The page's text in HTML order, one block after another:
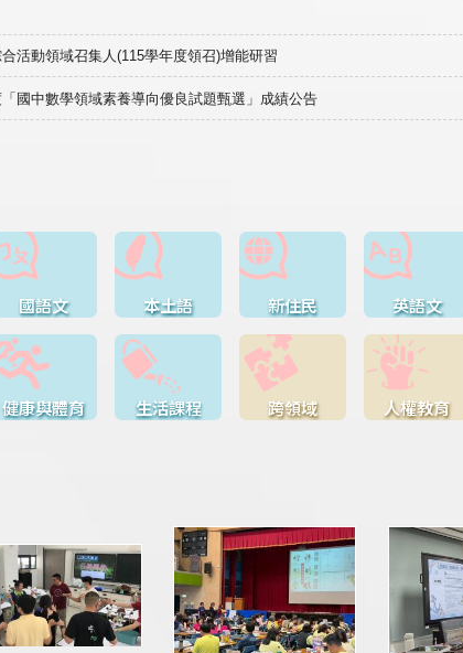
活動領域召集人(115學年度領召)增能研習
國中數學領域素養導向優良試題甄選」成績公告
國語文 本土語 新住民 英語文
健康與體育 生活課程 跨領域 人權教育